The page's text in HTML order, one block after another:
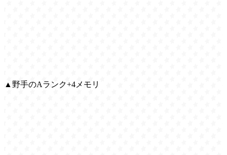
▲野手のAランク+4メモリ